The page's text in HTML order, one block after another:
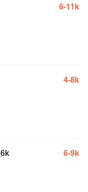
6-11k
4-8k
6-9k